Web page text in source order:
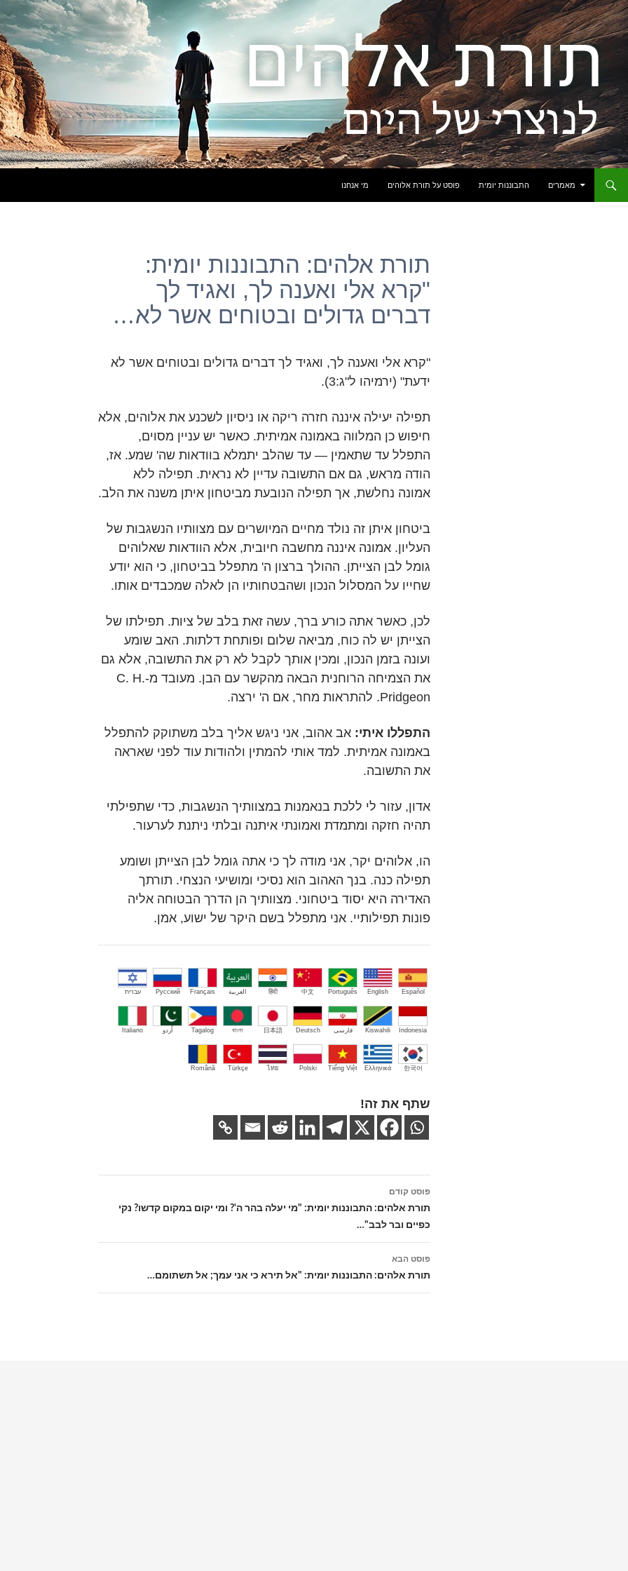
מאמרים
התבוננות יומית פוסט על תורת אלוהים מי אנחנו
תורת אלהים: התבוננות יומית:
"קרא אלי ואענה לך, ואגיד לך
דברים גדולים ובטוחים אשר לא…
"קרא אלי ואענה לך, ואגיד לך דברים גדולים ובטוחים אשר לא
ידעת" (ירמיהו ל"ג:3).
תפילה יעילה איננה חזרה ריקה או ניסיון לשכנע את אלוהים, אלא
חיפוש כן המלווה באמונה אמיתית. כאשר יש עניין מסוים,
התפלל עד שתאמין — עד שהלב יתמלא בוודאות שה' שמע. אז,
הודה מראש, גם אם התשובה עדיין לא נראית. תפילה ללא
אמונה נחלשת, אך תפילה הנובעת מביטחון איתן משנה את הלב.
ביטחון איתן זה נולד מחיים המיושרים עם מצוותיו הנשגבות של
העליון. אמונה איננה מחשבה חיובית, אלא הוודאות שאלוהים
גומל לבן הצייתן. ההולך ברצון ה' מתפלל בביטחון, כי הוא יודע
שחייו על המסלול הנכון ושהבטחותיו הן לאלה שמכבדים אותו.
לכן, כאשר אתה כורע ברך, עשה זאת בלב של ציות. תפילתו של
הצייתן יש לה כוח, מביאה שלום ופותחת דלתות. האב שומע
ועונה בזמן הנכון, ומכין אותך לקבל לא רק את התשובה, אלא גם
את הצמיחה הרוחנית הבאה מהקשר עם הבן. מעובד מ-C. H.
Pridgeon. להתראות מחר, אם ה' ירצה.
התפללו איתי: אב אהוב, אני ניגש אליך בלב משתוקק להתפלל
באמונה אמיתית. למד אותי להמתין ולהודות עוד לפני שאראה
את התשובה.
אדון, עזור לי ללכת בנאמנות במצוותיך הנשגבות, כדי שתפילתי
תהיה חזקה ומתמדת ואמונתי איתנה ובלתי ניתנת לערעור.
הו, אלוהים יקר, אני מודה לך כי אתה גומל לבן הצייתן ושומע
תפילה כנה. בנך האהוב הוא נסיכי ומושיעי הנצחי. תורתך
האדירה היא יסוד ביטחוני. מצוותיך הן הדרך הבטוחה אליה
פונות תפילותיי. אני מתפלל בשם היקר של ישוע, אמן.
Español
English
Português
中文
हिंदी العربية Français
Русский עברית
Indonesia
Kiswahili فارسی Deutsch
日本語
বাংলা
Tagalog اُردو Italiano
한국어
Ελληνικά
Tiếng Việt
Polski
ไทย
Türkçe
Română
שתף את זה!
ניווט
בפוסטים
פוסט קודם
תורת אלהים: התבוננות יומית: "מי יעלה בהר ה'? ומי יקום במקום קדשו? נקי
כפיים ובר לבב"…
פוסט הבא
תורת אלהים: התבוננות יומית: "אל תירא כי אני עמך; אל תשתומם…